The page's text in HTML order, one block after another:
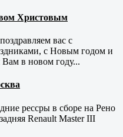
Христовым
вас с
с Новым годом и
в новом году...
рессры в сборе на Рено
Renault Master III